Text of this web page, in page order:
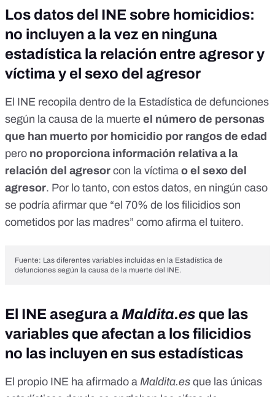
Los datos del INE sobre homicidios:
no incluyen a la vez en ninguna
estadística la relación entre agresor y
víctima y el sexo del agresor
El INE recopila dentro de la Estadística de defunciones
según la causa de la muerte el número de personas
que han muerto por homicidio por rangos de edad
pero no proporciona información relativa a la
relación del agresor con la víctima o el sexo del
agresor. Por lo tanto, con estos datos, en ningún caso
se podría afirmar que “el 70% de los filicidios son
cometidos por las madres” como afirma el tuitero.
Fuente: Las diferentes variables incluidas en la Estadística de
defunciones según la causa de la muerte del INE.
El INE asegura aMaldita.es que las
variables que afectan a los filicidios
no las incluyen en sus estadísticas
El propio INE ha afirmado a Maldita.es que las únicas